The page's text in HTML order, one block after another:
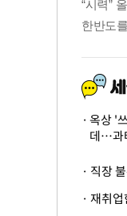
옥상 '
데…과